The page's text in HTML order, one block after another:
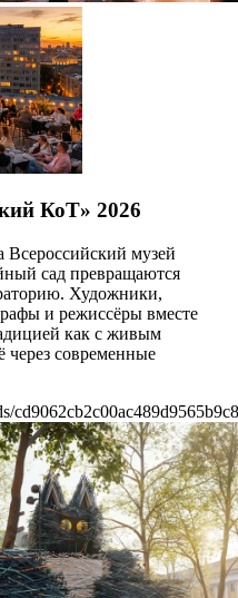
КоТ» 2026
Всероссийский музей
сад превращаются
Художники,
и режиссёры вместе
как с живым
современные